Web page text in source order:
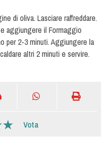
di oliva. Lasciare raffreddare.
aggiungere il Formaggio
per 2-3 minuti. Aggiungere la
altri 2 minuti e servire.
Vota